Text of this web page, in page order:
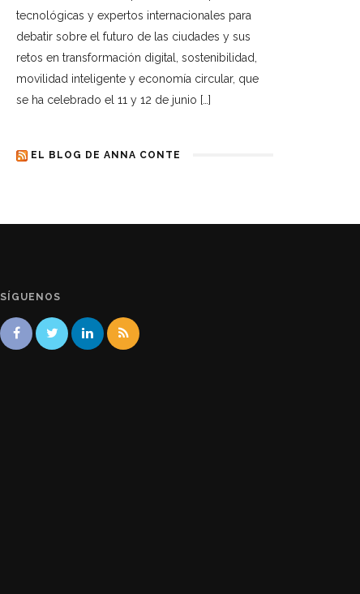
tecnológicas y expertos internacionales para
debatir sobre el futuro de las ciudades y sus
retos en transformación digital, sostenibilidad,
movilidad inteligente y economía circular, que
se ha celebrado el 11 y 12 de junio […]
EL BLOG DE ANNA CONTE
SÍGUENOS